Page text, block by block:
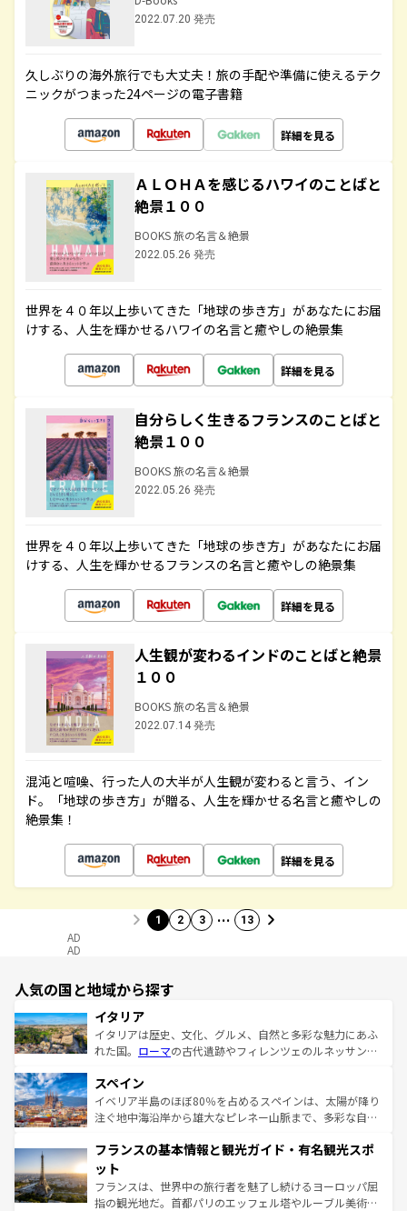
2022.07.20 発売
久しぶりの海外旅行でも大丈夫！旅の手配や準備に使えるテク
ニックがつまった24ページの電子書籍
詳細を見る
ＡＬＯＨＡを感じるハワイのことばと
絶景１００
BOOKS 旅の名言＆絶景
2022.05.26 発売
世界を４０年以上歩いてきた「地球の歩き方」があなたにお届
けする、人生を輝かせるハワイの名言と癒やしの絶景集
詳細を見る
自分らしく生きるフランスのことばと
絶景１００
BOOKS 旅の名言＆絶景
2022.05.26 発売
世界を４０年以上歩いてきた「地球の歩き方」があなたにお届
けする、人生を輝かせるフランスの名言と癒やしの絶景集
詳細を見る
人生観が変わるインドのことばと絶景
１００
BOOKS 旅の名言＆絶景
2022.07.14 発売
混沌と喧噪、行った人の大半が人生観が変わると言う、イン
ド。「地球の歩き方」が贈る、人生を輝かせる名言と癒やしの
絶景集！
詳細を見る
1 2 3 … 13
AD
AD
人気の国と地域から探す
イタリア
イタリアは歴史、文化、グルメ、自然と多彩な魅力にあふ
れた国。 ローマの古代遺跡やフィレンツェのルネッサンス
ろん、トスカーナの美しい田園風景やアマルフィ海岸の絶
景など、自然景観も見逃せない。観光の合間には、本場の
ピザやパスタなど、絶品のイタリア料理を堪能することも
ませてくれるイタリアで、忘れられない旅をしてみよう！
なお、新着のイタリア情報は
しい。
スペイン
イベリア半島のほぼ80％を占めるスペインは、太陽が降り
注ぐ地中海沿岸から雄大なピレネー山脈まで、多彩な自然
文化が根付くこの国では、情熱的なフラメンコ、熱気あふ
れる闘牛、そして美味しいタパスが生活の一部となってい
る。首都マドリードの洗練された雰囲気や、バルセロナの
アートに溢れた街角から、地方では古代ローマ遺跡や中世
フランスの基本情報と観光ガイド・有名観光スポ
ット
フランスは、世界中の旅行者を魅了し続けるヨーロッパ屈
指の観光地だ。首都パリのエッフェル塔やルーブル美術館